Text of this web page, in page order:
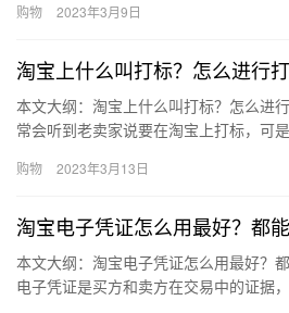
的…
购物 2023年3月9日
淘宝上什么叫打标？怎么进行
本文大纲：淘宝上什么叫打标？怎么进
常会听到老卖家说要在淘宝上打标，可
解，…
购物 2023年3月13日
淘宝电子凭证怎么用最好？都
本文大纲：淘宝电子凭证怎么用最好？
电子凭证是买方和卖方在交易中的证据